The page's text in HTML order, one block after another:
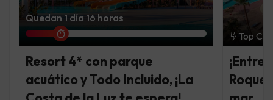
Quedan 1 día 16 horas
Resort 4* con parque
acuático y Todo Incluido, ¡La
Top
¡Entre